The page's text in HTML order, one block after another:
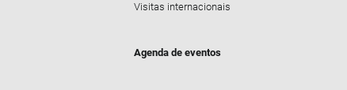
Visitas internacionais
Agenda de eventos